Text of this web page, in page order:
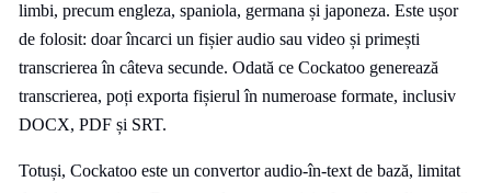
limbi, precum engleza, spaniola, germana și japoneza. Este ușor
de folosit: doar încarci un fișier audio sau video și primești
transcrierea în câteva secunde. Odată ce Cockatoo generează
transcrierea, poți exporta fișierul în numeroase formate, inclusiv
DOCX, PDF și SRT.
Totuși, Cockatoo este un convertor audio-în-text de bază, limitat